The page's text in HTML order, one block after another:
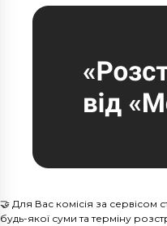
🤝 Для Вас комісія за сервісом
будь-якої суми та терміну